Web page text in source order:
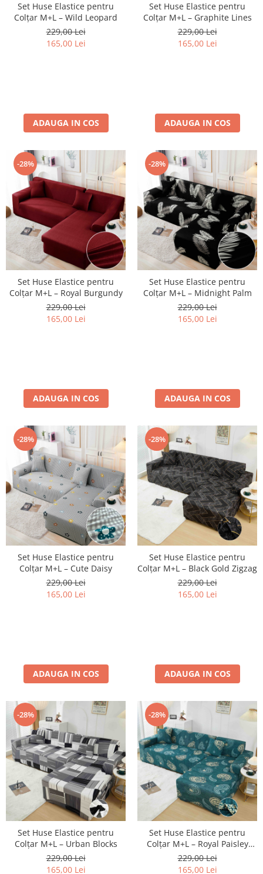
Set Huse Elastice pentru
Colțar M+L – Wild Leopard
229,00 Lei
165,00 Lei
ADAUGA IN COS
Set Huse Elastice pentru
Colțar M+L – Graphite Lines
229,00 Lei
165,00 Lei
ADAUGA IN COS
-28%
Set Huse Elastice pentru
Colțar M+L – Royal Burgundy
229,00 Lei
165,00 Lei
ADAUGA IN COS
-28%
Set Huse Elastice pentru
Colțar M+L – Midnight Palm
229,00 Lei
165,00 Lei
ADAUGA IN COS
-28%
Set Huse Elastice pentru
Colțar M+L – Cute Daisy
229,00 Lei
165,00 Lei
ADAUGA IN COS
-28%
Set Huse Elastice pentru
Colțar M+L – Black Gold Zigzag
229,00 Lei
165,00 Lei
ADAUGA IN COS
-28%
Set Huse Elastice pentru
Colțar M+L – Urban Blocks
229,00 Lei
165,00 Lei
-28%
Set Huse Elastice pentru
Colțar M+L – Royal Paisley
Turcoaz
229,00 Lei
165,00 Lei